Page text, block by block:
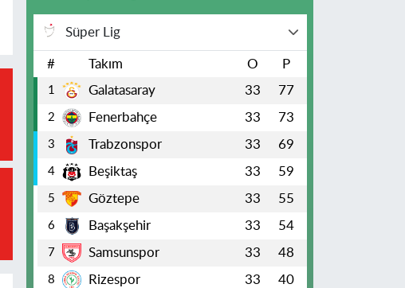
Süper Lig
# Takım O P
1 Galatasaray 33 77
2 Fenerbahçe 33 73
3 Trabzonspor 33 69
4 Beşiktaş 33 59
5 Göztepe 33 55
6 Başakşehir 33 54
7 Samsunspor 33 48
8 Rizespor 33 40